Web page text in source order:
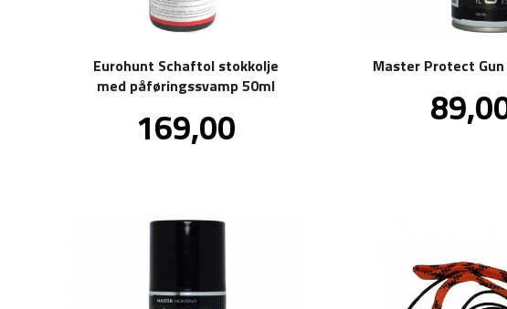
Eurohunt Schaftol stokkolje
med påføringssvamp 50ml
Pris
169,00mva.
Master Protect
Pris